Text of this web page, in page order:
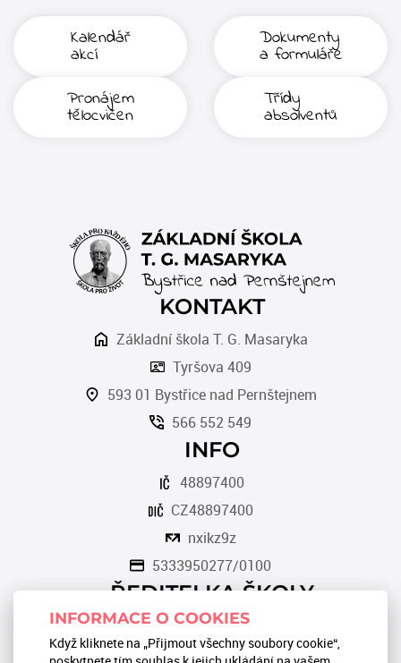
Kalendář
akcí
Dokumenty
a formuláře
Pronájem
tělocvičen
Třídy
absolventů
KONTAKT
Základní škola T. G. Masaryka
Tyršova 409
593 01 Bystřice nad Pernštejnem
566 552 549
INFO
48897400
CZ48897400
nxikz9z
5333950277/0100
ŘEDITELKA ŠKOLY
Romana Tomková
566 553 124
INFORMACE O COOKIES
Když kliknete na „Přijmout všechny soubory cookie“,